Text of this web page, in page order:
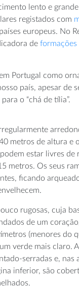
lento e
registados com
europeus. No
de formações
Portugal como
país, apesar de
o “chá de tília”.
metros de altura e
estar livres de
metros. Os seus
ficando
rugosas, cuja
de um
(menores do
verde mais claro.
serradas e, nas
inferior, são